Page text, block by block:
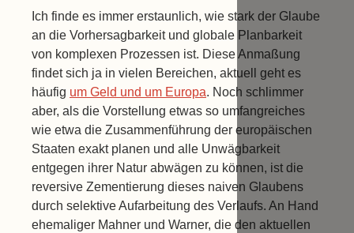
Ich finde es immer erstaunlich, wie stark der Glaube
an die Vorhersagbarkeit und globale Planbarkeit
von komplexen Prozessen ist. Diese Anmaßung
findet sich ja in vielen Bereichen, aktuell geht es
häufig um Geld und um Europa. Noch schlimmer
aber, als die Vorstellung etwas so umfangreiches
wie etwa die Zusammenführung der europäischen
Staaten exakt planen und alle Unwägbarkeit
entgegen ihrer Natur abwägen zu können, ist die
reversive Zementierung dieses naiven Glaubens
durch selektive Aufarbeitung des Verlaufs. An Hand
ehemaliger Mahner und Warner, die den aktuellen